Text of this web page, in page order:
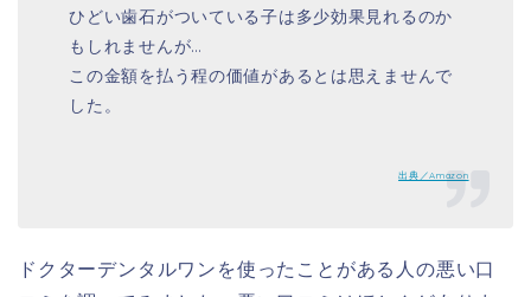
ひどい歯石がついている子は多少効果見れるのか
もしれませんが…
この金額を払う程の価値があるとは思えませんで
した。
出典／Amazon
ドクターデンタルワンを使ったことがある人の悪い口